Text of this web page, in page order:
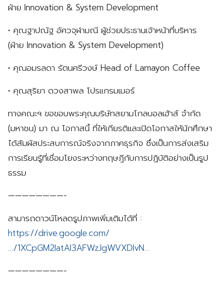
ฝ่าย Innovation & System Development
• คุณฐาปณัฐ อัศวจุฬามณี ผู้ช่วยประธานเจ้าหน้าที่บริหาร
(ฝ่าย Innovation & System Development)
• คุณอมรลดา รัตนศรีวงษ์ Head of Lamayon Coffee
• คุณสุริยา ดวงสาพล โปรแกรมเมอร์
ทางคณะฯ ขอขอบพระคุณบริษัทสยามโกลบอลเฮ้าส์ จำกัด
(มหาชน) มา ณ โอกาสนี้ ที่ให้เกียรติและเปิดโอกาสให้นักศึกษา
ได้สัมผัสประสบการณ์จริงจากภาคธุรกิจ ซึ่งเป็นการส่งเสริม
การเรียนรู้ที่เชื่อมโยงระหว่างทฤษฎีกับการปฏิบัติอย่างเป็นรูป
ธรรม
————————-
สามารถดาวน์โหลดรูปภาพเพิ่มเติมได้ที่ :
https://drive.google.com/
…/1XCpGM2IatAI3AFWzJgWVXDIvN…
————————-